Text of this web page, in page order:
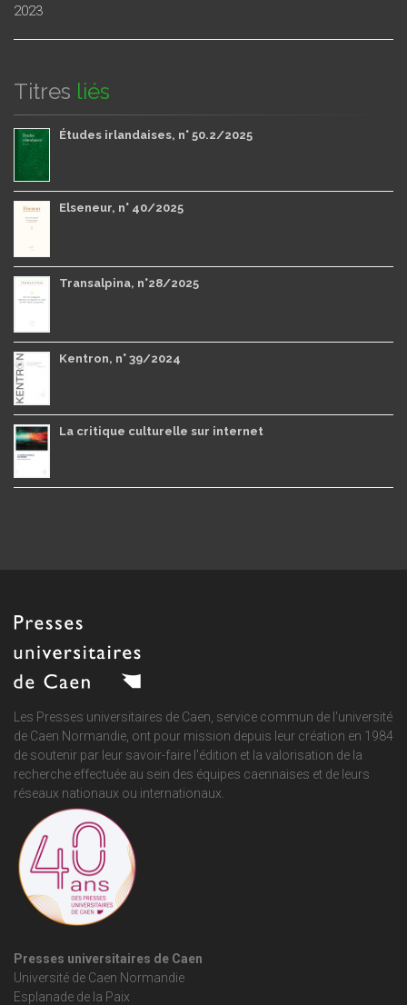
2023
Titres liés
Études irlandaises, n° 50.2/2025
Elseneur, n° 40/2025
Transalpina, n°28/2025
Kentron, n° 39/2024
La critique culturelle sur internet
Les Presses universitaires de Caen, service commun de l'université
de Caen Normandie , ont pour mission depuis leur création en 1984
de soutenir par leur savoir-faire l'édition et la valorisation de la
recherche effectuée au sein des équipes caennaises et de leurs
réseaux nationaux ou internationaux.
Presses universitaires de Caen
Université de Caen Normandie
Esplanade de la Paix